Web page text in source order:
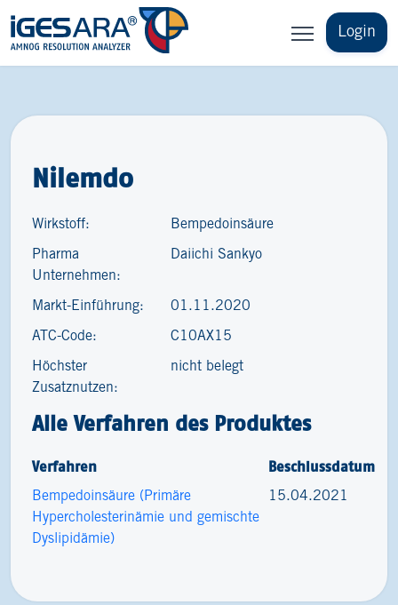
Login
Nilemdo
Wirkstoff: Bempedoinsäure
Pharma
Unternehmen:
Daiichi Sankyo
Markt-Einführung: 01.11.2020
ATC-Code: C10AX15
Höchster
Zusatznutzen:
nicht belegt
Alle Verfahren des Produktes
Verfahren Beschlussdatum
Bempedoinsäure (Primäre
Hypercholesterinämie und gemischte
Dyslipidämie)
15.04.2021